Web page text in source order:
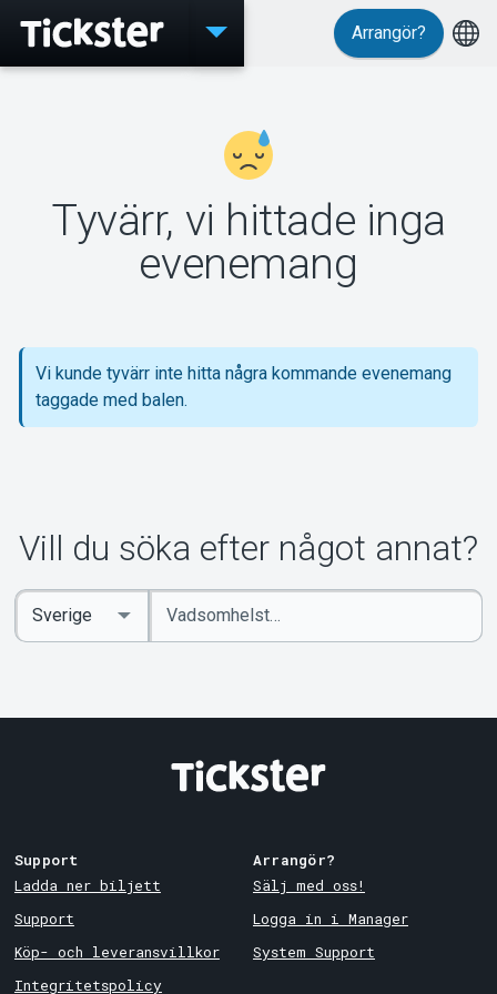
Evenemang
MyTickster
Support
Arrangör?
Tyvärr, vi hittade inga
evenemang
Vi kunde tyvärr inte hitta några kommande evenemang
taggade med balen.
Vill du söka efter något annat?
Ange
sökord
Select
Country
Support
Ladda ner biljett
Support
Köp- och leveransvillkor
Integritetspolicy
Arrangör?
Sälj med oss!
Logga in i Manager
System Support